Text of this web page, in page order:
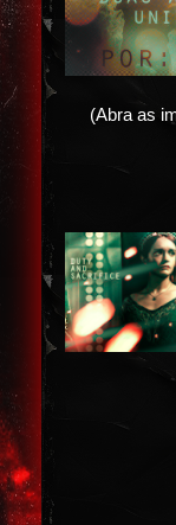
(Abra as